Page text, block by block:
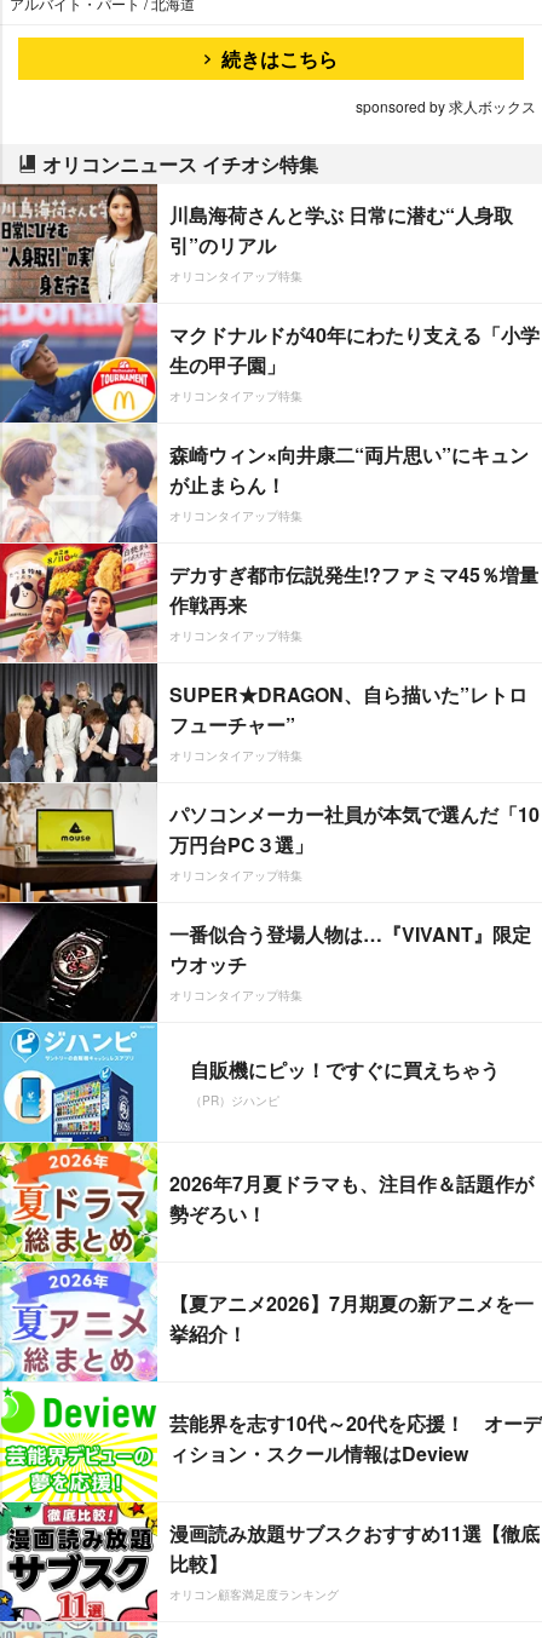
続きはこちら
sponsored by 求人ボックス
オリコンニュース イチオシ特集
川島海荷さんと学ぶ 日常に潜む“人身取
引”のリアル
オリコンタイアップ特集
マクドナルドが40年にわたり支える「小学
生の甲子園」
オリコンタイアップ特集
森崎ウィン×向井康二“両片思い”にキュン
が止まらん！
オリコンタイアップ特集
デカすぎ都市伝説発生!?ファミマ45％増量
作戦再来
オリコンタイアップ特集
SUPER★DRAGON、自ら描いた”レトロ
フューチャー”
オリコンタイアップ特集
パソコンメーカー社員が本気で選んだ「10
万円台PC３選」
オリコンタイアップ特集
一番似合う登場人物は…『VIVANT』限定
ウオッチ
オリコンタイアップ特集
自販機にピッ！ですぐに買えちゃう
（PR）ジハンピ
2026年7月夏ドラマも、注目作＆話題作が
勢ぞろい！
【夏アニメ2026】7月期夏の新アニメを一
挙紹介！
芸能界を志す10代～20代を応援！ オーデ
ィション・スクール情報はDeview
漫画読み放題サブスクおすすめ11選【徹底
比較】
オリコン顧客満足度ランキング